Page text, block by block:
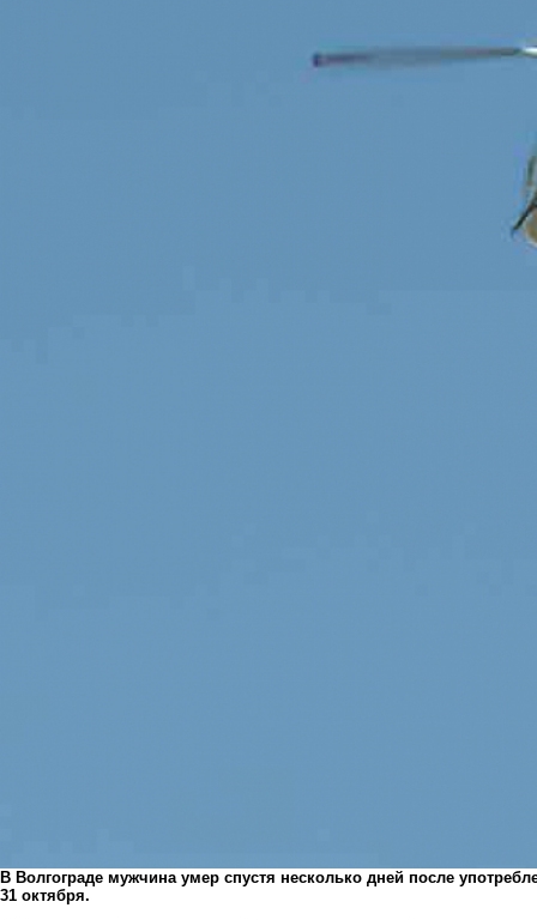
В Волгограде мужчина умер спустя несколько дней после
31 октября.